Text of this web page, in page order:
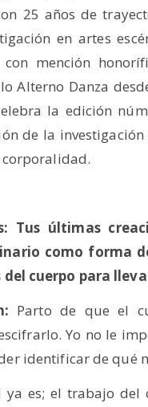
25 años de
en artes
con mención
Alterno Danza
la edición
de la
Tus últimas
como forma
cuerpo para
Parto de que el
Yo no le
identificar de qué
ya es; el trabajo del